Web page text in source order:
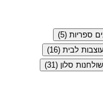
ספריות (
5
)
לבית (
16
)
שולחנות סלון (
31
)